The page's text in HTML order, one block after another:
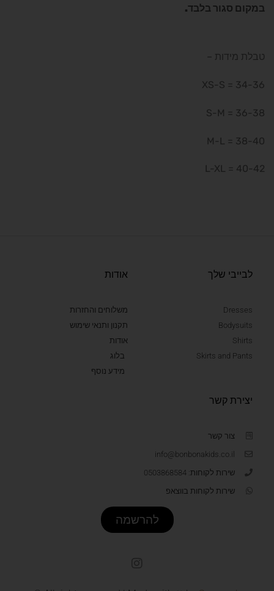
במקום סגור בלבד.
טבלת מידות –
XS-S = 34-36
S-M = 36-38
M-L = 38-40
L-XL = 40-42
לבייבי שלך
Dresses
Bodysuits
Shirts
Skirts and Pants
אודות
משלוחים והחזרות
תקנון ותנאי שימוש
אודות
בלוג
מידע נוסף
יצירת קשר
צור קשר
info@bonbonakids.co.il
שירות לקוחות: 0503868584
שירות לקוחות בווצאפ
להרשמה